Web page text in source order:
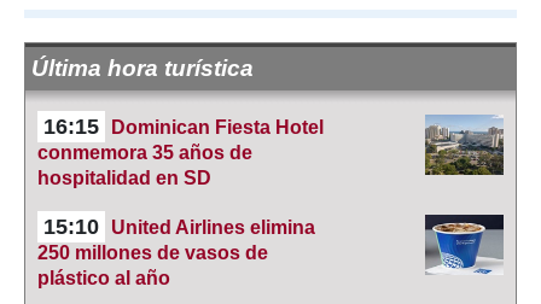
Última hora turística
16:15
Dominican Fiesta Hotel
conmemora 35 años de
hospitalidad en SD
15:10
United Airlines elimina
250 millones de vasos de
plástico al año